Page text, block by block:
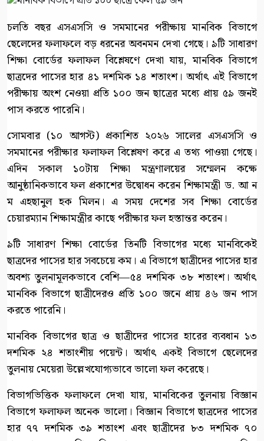
চলতি বছর এসএসসি ও সমমানের পরীক্ষায় মানবিক বিভাগে
ছেলেদের ফলাফলে বড় ধরনের অবনমন দেখা গেছে। ৯টি সাধারণ
শিক্ষা বোর্ডের ফলাফল বিশ্লেষণে দেখা যায়, মানবিক বিভাগে
ছাত্রদের পাসের হার ৪১ দশমিক ১৪ শতাংশ। অর্থাৎ এই বিভাগে
পরীক্ষায় অংশ নেওয়া প্রতি ১০০ জন ছাত্রের মধ্যে প্রায় ৫৯ জনই
পাস করতে পারেনি।
সোমবার (১০ আগস্ট) প্রকাশিত ২০২৬ সালের এসএসসি ও
সমমানের পরীক্ষার ফলাফল বিশ্লেষণ করে এ তথ্য পাওয়া গেছে।
এদিন সকাল ১০টায় শিক্ষা মন্ত্রণালয়ের সম্মেলন কক্ষে
আনুষ্ঠানিকভাবে ফল প্রকাশের উদ্বোধন করেন শিক্ষামন্ত্রী ড. আ ন
ম এহছানুল হক মিলন। এ সময় দেশের সব শিক্ষা বোর্ডের
চেয়ারম্যান শিক্ষামন্ত্রীর কাছে পরীক্ষার ফল হস্তান্তর করেন।
৯টি সাধারণ শিক্ষা বোর্ডের তিনটি বিভাগের মধ্যে মানবিকেই
ছাত্রদের পাসের হার সবচেয়ে কম। এ বিভাগে ছাত্রীদের পাসের হার
অবশ্য তুলনামূলকভাবে বেশি—৫৪ দশমিক ৩৮ শতাংশ। অর্থাৎ
মানবিক বিভাগে ছাত্রীদেরও প্রতি ১০০ জনে প্রায় ৪৬ জন পাস
করতে পারেনি।
মানবিক বিভাগের ছাত্র ও ছাত্রীদের পাসের হারের ব্যবধান ১৩
দশমিক ২৪ শতাংশীয় পয়েন্ট। অর্থাৎ একই বিভাগে ছেলেদের
তুলনায় মেয়েরা উল্লেখযোগ্যভাবে ভালো ফল করেছে।
বিভাগভিত্তিক ফলাফলে দেখা যায়, মানবিকের তুলনায় বিজ্ঞান
বিভাগে ফলাফল অনেক ভালো। বিজ্ঞান বিভাগে ছাত্রদের পাসের
হার ৭৭ দশমিক ৩৯ শতাংশ এবং ছাত্রীদের ৮৩ দশমিক ৭০